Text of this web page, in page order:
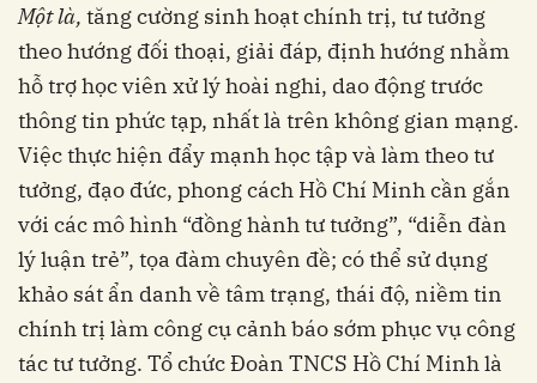
Một là, tăng cường sinh hoạt chính trị, tư tưởng
theo hướng đối thoại, giải đáp, định hướng nhằm
hỗ trợ học viên xử lý hoài nghi, dao động trước
thông tin phức tạp, nhất là trên không gian mạng.
Việc thực hiện đẩy mạnh học tập và làm theo tư
tưởng, đạo đức, phong cách Hồ Chí Minh cần gắn
với các mô hình “đồng hành tư tưởng”, “diễn đàn
lý luận trẻ”, tọa đàm chuyên đề; có thể sử dụng
khảo sát ẩn danh về tâm trạng, thái độ, niềm tin
chính trị làm công cụ cảnh báo sớm phục vụ công
tác tư tưởng. Tổ chức Đoàn TNCS Hồ Chí Minh là